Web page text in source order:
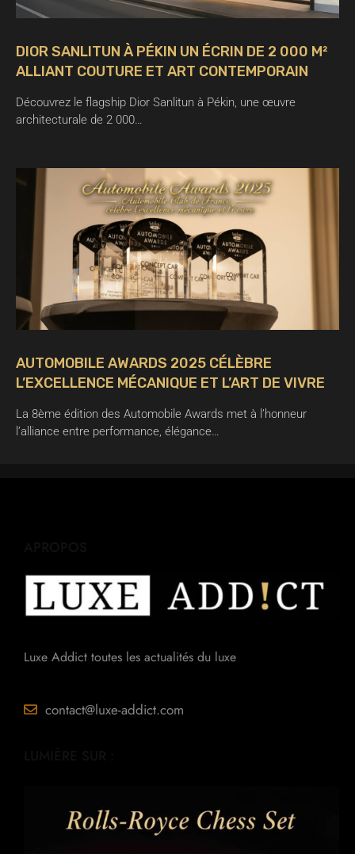
DIOR SANLITUN À PÉKIN UN ÉCRIN DE 2 000 M²
ALLIANT COUTURE ET ART CONTEMPORAIN
Découvrez le flagship Dior Sanlitun à Pékin, une œuvre
architecturale de 2 000…
AUTOMOBILE AWARDS 2025 CÉLÈBRE
L’EXCELLENCE MÉCANIQUE ET L’ART DE VIVRE
La 8ème édition des Automobile Awards met à l’honneur
l’alliance entre performance, élégance…
Luxe Addict toutes les actualités du luxe
contact@luxe-addict.com